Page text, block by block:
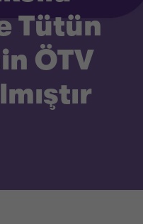
Tütün
ÖTV